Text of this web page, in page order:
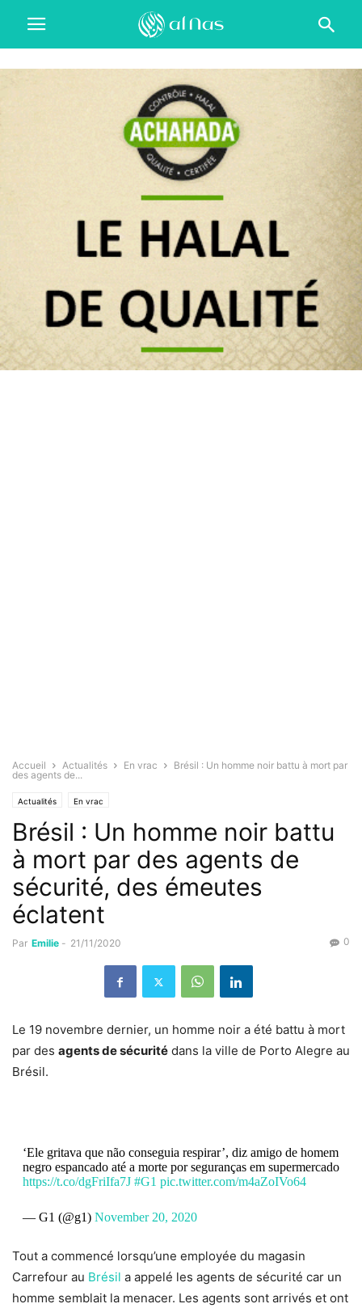
Accueil Actualités En vrac
Brésil : Un homme noir battu à mort par
des agents de...
Actualités En vrac
Brésil : Un homme noir battu
à mort par des agents de
sécurité, des émeutes
éclatent
Par Emilie - 21/11/2020 0
Le 19 novembre dernier, un homme noir a été battu à mort
par des agents de sécurité dans la ville de Porto Alegre au
Brésil.
‘Ele gritava que não conseguia respirar’, diz amigo de homem
negro espancado até a morte por seguranças em supermercado
https://t.co/dgFriIfa7J #G1 pic.twitter.com/m4aZoIVo64
— G1 (@g1) November 20, 2020
Tout a commencé lorsqu’une employée du magasin
Carrefour au Brésil a appelé les agents de sécurité car un
homme semblait la menacer. Les agents sont arrivés et ont